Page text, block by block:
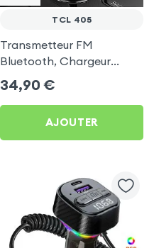
TCL 405
Transmetteur FM
Bluetooth, Chargeur
Allume-cigare, Muvit pour
TCL 405
34,90 €
AJOUTER